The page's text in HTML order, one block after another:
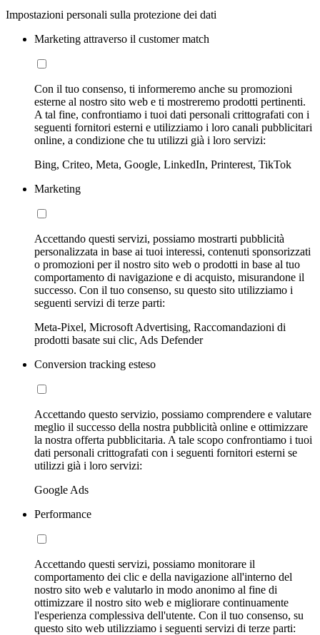
Impostazioni personali sulla protezione dei dati
Marketing attraverso il customer match
Con il tuo consenso, ti informeremo anche su promozioni
esterne al nostro sito web e ti mostreremo prodotti pertinenti.
A tal fine, confrontiamo i tuoi dati personali crittografati con i
seguenti fornitori esterni e utilizziamo i loro canali pubblicitari
online, a condizione che tu utilizzi già i loro servizi:
Bing, Criteo, Meta, Google, LinkedIn, Printerest, TikTok
Marketing
Accettando questi servizi, possiamo mostrarti pubblicità
personalizzata in base ai tuoi interessi, contenuti sponsorizzati
o promozioni per il nostro sito web o prodotti in base al tuo
comportamento di navigazione e di acquisto, misurandone il
successo. Con il tuo consenso, su questo sito utilizziamo i
seguenti servizi di terze parti:
Meta-Pixel, Microsoft Advertising, Raccomandazioni di
prodotti basate sui clic, Ads Defender
Conversion tracking esteso
Accettando questo servizio, possiamo comprendere e valutare
meglio il successo della nostra pubblicità online e ottimizzare
la nostra offerta pubblicitaria. A tale scopo confrontiamo i tuoi
dati personali crittografati con i seguenti fornitori esterni se
utilizzi già i loro servizi:
Google Ads
Performance
Accettando questi servizi, possiamo monitorare il
comportamento dei clic e della navigazione all'interno del
nostro sito web e valutarlo in modo anonimo al fine di
ottimizzare il nostro sito web e migliorare continuamente
l'esperienza complessiva dell'utente. Con il tuo consenso, su
questo sito web utilizziamo i seguenti servizi di terze parti: